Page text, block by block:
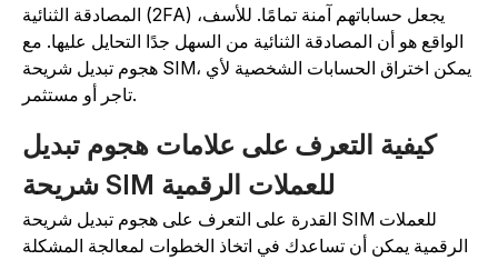
المصادقة الثنائية (2FA) يجعل حساباتهم آمنة تمامًا. للأسف،
الواقع هو أن المصادقة الثنائية من السهل جدًا التحايل عليها. مع
هجوم تبديل شريحة SIM، يمكن اختراق الحسابات الشخصية لأي
كيفية التعرف على علامات هجوم تبديل
شريحة SIM للعملات الرقمية
القدرة على التعرف على هجوم تبديل شريحة SIM للعملات
الرقمية يمكن أن تساعدك في اتخاذ الخطوات لمعالجة المشكلة